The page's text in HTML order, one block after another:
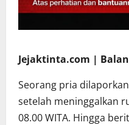
Jejaktinta.com |
Seorang pria
setelah meninggalkan
08.00 WITA. Hingga